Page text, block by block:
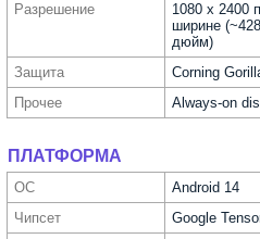
Разре­шение
1080 x 2400
ширине
дюйм)
Защита
Corning
Прочее
Always-on
ПЛАТФОРМА
ОС
Android 14
Чипсет
Google